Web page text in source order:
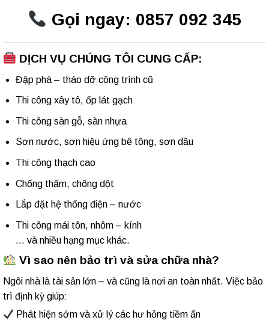
Gọi ngay: 0857 092 345
DỊCH VỤ CHÚNG TÔI CUNG CẤP:
Đập phá – tháo dỡ công trình cũ
Thi công xây tô, ốp lát gạch
Thi công sàn gỗ, sàn nhựa
Sơn nước, sơn hiệu ứng bê tông, sơn dầu
Thi công thạch cao
Chống thấm, chống dột
Lắp đặt hệ thống điện – nước
Thi công mái tôn, nhôm – kính
… và nhiều hạng mục khác.
Vì sao nên bảo trì và sửa chữa nhà?
Ngôi nhà là tài sản lớn – và cũng là nơi an toàn nhất. Việc bảo
trì định kỳ giúp:
Phát hiện sớm và xử lý các hư hỏng tiềm ẩn